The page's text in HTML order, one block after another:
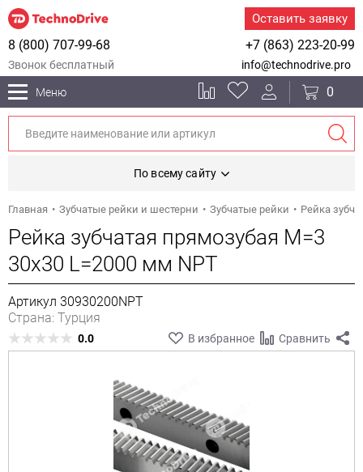
Оставить заявку
+7 (863) 223-20-99
8 (800) 707-99-68
Звонок бесплатный info@technodrive.pro
Меню 0
По всему сайту
Главная Зубчатые рейки и шестерни Зубчатые рейки Рейка
Рейка зубчатая прямозубая M=3
30x30 L=2000 мм NPT
Артикул 30930200NPT
Страна: Турция
0.0 В избранное Сравнить